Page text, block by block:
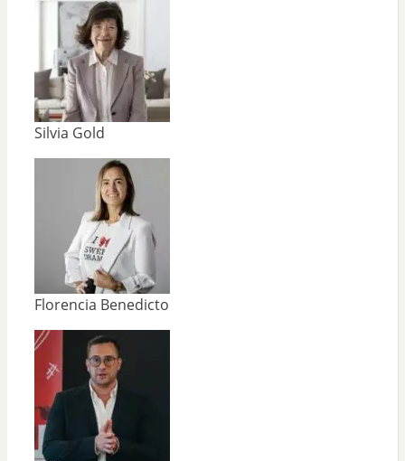
Silvia Gold
Florencia Benedicto